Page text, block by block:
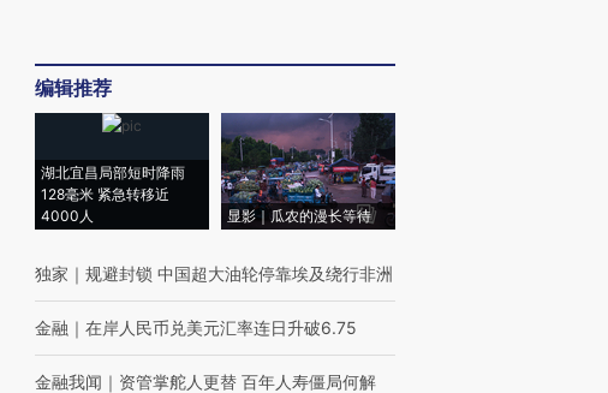
编辑推荐
湖北宜昌局部短时降雨
128毫米 紧急转移近
4000人
显影｜瓜农的漫长等待
独家 ｜ 规避封锁 中国超大油轮停靠埃及绕行非洲
金融 ｜ 在岸人民币兑美元汇率连日升破6.75
金融我闻 ｜ 资管掌舵人更替 百年人寿僵局何解